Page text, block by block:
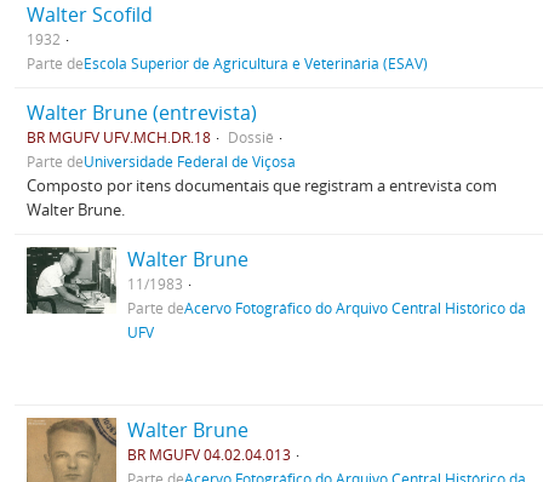
Walter Scofild
1932
Parte deEscola Superior de Agricultura e Veterinária (ESAV)
Walter Brune (entrevista)
BR MGUFV UFV.MCH.DR.18
Dossiê
Parte deUniversidade Federal de Viçosa
Composto por itens documentais que registram a entrevista com
Walter Brune.
Walter Brune
11/1983
Parte deAcervo Fotográfico do Arquivo Central Histórico da
UFV
Walter Brune
BR MGUFV 04.02.04.013